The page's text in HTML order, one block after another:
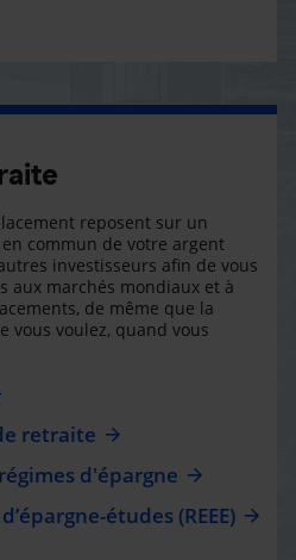
reposent sur un
commun de votre argent
investisseurs afin de vous
aux marchés mondiaux et à
de même que la
vous voulez, quand vous
retraite
d'épargne
études (REEE)